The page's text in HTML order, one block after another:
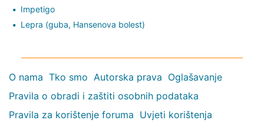
Impetigo
Lepra (guba, Hansenova bolest)
O nama Tko smo Autorska prava Oglašavanje
Pravila o obradi i zaštiti osobnih podataka
Pravila za korištenje foruma Uvjeti korištenja